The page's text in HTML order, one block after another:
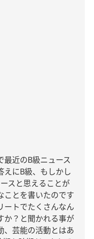
最近のB級ニュース
えにB級、もしかし
スと思えることが
ことを書いたのです
ートでたくさんなん
か？と聞かれる事が
、芸能の活動とはあ